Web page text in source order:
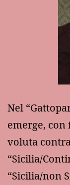
Nel
emerge,
voluta
“Sicilia/
“Sicilia/non